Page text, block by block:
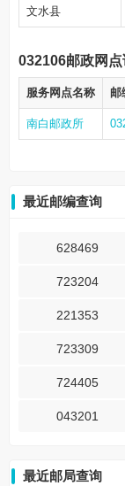
文水县
032106邮政网
服务网点名称 邮
南白邮政所
最近邮编查询
628469
723204
221353
723309
724405
043201
最近邮局查询